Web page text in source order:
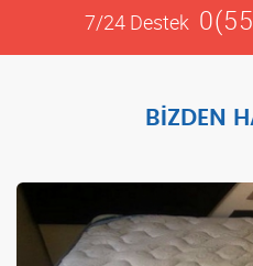
7/24 Destek
BIZDEN